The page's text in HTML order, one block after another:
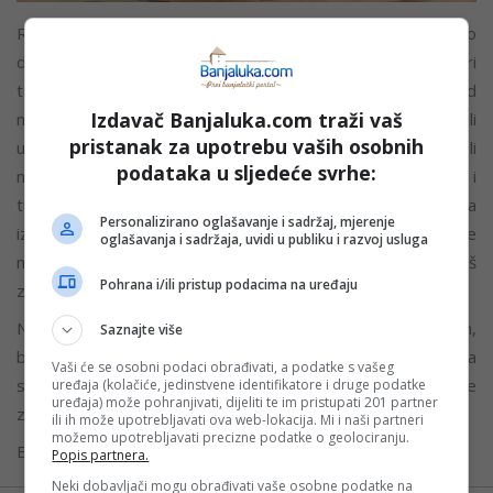
Rusija je zemlja sa bogatom istorijom, i veoma joj je bitno
da svoje istorijsko nasljeđe prenese na mlade naraštaje. Pri
tome se ne koristi metodama koje su nažalost prisutne kod
nas, a koje su često agresivne, usmjerene protiv, a ne za, ili
u najboljem slučaju, tek puka formalnost kako bi se ispunili
nastavni planovi i programi. Ruski mališani posjećuju muzeje i
tu na licu mjesta uče o istoriji, a zatim svoja zapažanja
izražavaju kroz pisma, crteže ili bojanke koje im pripreme
muzeji. A sve to obično rade ležeći na podu muzeja. I baš
zato su ti podovi na mene ostavili značajan utisak.
Način na koji ruske školu izučavaju istoriju je neposredan,
bez suhoparnih podataka i ne zahtijeva velika finasijska
sredstva, već entuzijazam i malo kreativnosti. Pitam se
zašto ovo mi ne bismo mogli?
Banjaluka.com / Autor: Nikola Vidović
Izdavač Banjaluka.com traži vaš
pristanak za upotrebu vaših osobnih
podataka u sljedeće svrhe:
Personalizirano oglašavanje i sadržaj, mjerenje
oglašavanja i sadržaja, uvidi u publiku i razvoj usluga
Pohrana i/ili pristup podacima na uređaju
Saznajte više
Vaši će se osobni podaci obrađivati, a podatke s vašeg
uređaja (kolačiće, jedinstvene identifikatore i druge podatke
uređaja) može pohranjivati, dijeliti te im pristupati 201 partner
ili ih može upotrebljavati ova web-lokacija. Mi i naši partneri
možemo upotrebljavati precizne podatke o geolociranju.
Popis partnera.
Neki dobavljači mogu obrađivati vaše osobne podatke na